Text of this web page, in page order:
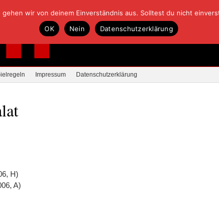
Impressum Datenschutzerklärung
H)
A)
wir von deinem Einverständnis aus. Solltest du nicht
OK
Nein Datenschutzerklärung